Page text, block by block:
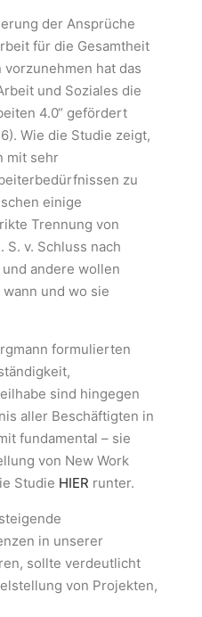
der Ansprüche
für die Gesamtheit
hat das
und Soziales die
4.0“ gefördert
Wie die Studie zeigt,
mit sehr
zu
einige
Trennung von
v. Schluss nach
andere wollen
und wo sie
formulierten
sind hingegen
aller Beschäftigten in
fundamental – sie
von New Work
Studie HIER runter.
in unserer
sollte verdeutlicht
von Projekten,